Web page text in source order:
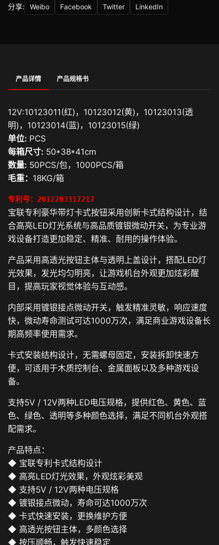
分享: Weibo Facebook Twitter LinkedIn
产品详情 产品规格书
12V:10123011(红)，10123012(黄)，10123013(透
明)，10123014(蓝)，10123015(绿)
单位: PCS
每箱尺寸: 50*38*41cm
数量: 50PCS/包，1000PCS/箱
毛重： 18KG/箱
专利号：2012203317217
宝联专利豪华带灯卡式按钮采用创新卡式结构设计，结
合高亮LED灯光系统与高品质镀银微动开关，为专业游
戏设备打造更加稳定、精准、耐用的操作体验。
产品采用高透光按钮主体与透明上盖设计，搭配LED灯
光效果，发光均匀明亮，让游戏机台外观更加炫彩醒
目，提高玩家视觉体验与互动感。
内部采用镀银接点微动开关，触发精准灵敏，响应速度
快，微动寿命测试可达1000万次，满足商业游戏设备长
期高频率使用需求。
卡式安装结构设计，无需螺母固定，安装拆卸快速方
便，可适用于木质控制台、金属面板以及多种游戏设
备。
支持5V / 12V两种LED电压规格，提供红色、黄色、蓝
色、绿色、透明等多种颜色选择，满足不同机台外观搭
配需求。
产品特点：
◆ 宝联专利卡式结构设计
◆ 高亮LED灯光效果，外观炫彩美观
◆ 支持5V / 12V两种电压规格
◆ 镀银接点微动，寿命可达1000万次
◆ 卡式快速安装，更换维护方便
◆ 高透光按钮主体，多颜色选择
◆ 按压顺畅，触发快速稳定